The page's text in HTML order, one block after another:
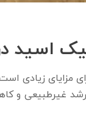
اسید
مزایای زیادی
رشد غیرطبیعی